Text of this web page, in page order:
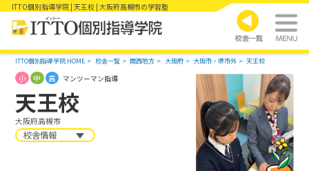
ITTO個別指導学院 | 天王校 | 大阪府高槻市の学習塾
ITTO個別指導学院 HOME 校舎一覧 関西地方 大阪府 大阪市・堺市外 天王校
天王校
大阪府高槻市
小 中 高 マンツーマン指導
校舎情報